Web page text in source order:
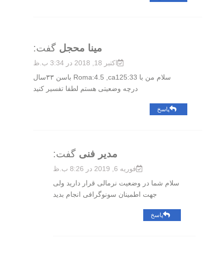
مینا محجل گفت:
اکتبر 18, 2018 در 3:34 ب.ظ
سلام من با Roma:4.5 ,ca125:33 باسن ۳۳سال
درچه وضعیتی هستم لطفا تفسیر کنید
پاسخ
مدیر فنی گفت:
فوریه 6, 2019 در 8:26 ب.ظ
سلام شما در وضعیت نرمالی قرار دارید ولی
جهت اطمینان سونوگرافی انجام بدید
پاسخ